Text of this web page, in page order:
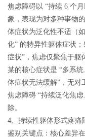
焦虑障碍以 “持续 6 个
象，表现为对多种事物
体症状为泛化性不适（
化” 的特异性躯体症状
症状”，焦虑仅聚焦于躯
某的核心症状是 “多系
体症状无法缓解”，无对
焦虑障碍 “持续泛化焦
除。
4、持续性躯体形式疼痛
鉴别关键点：核心差异